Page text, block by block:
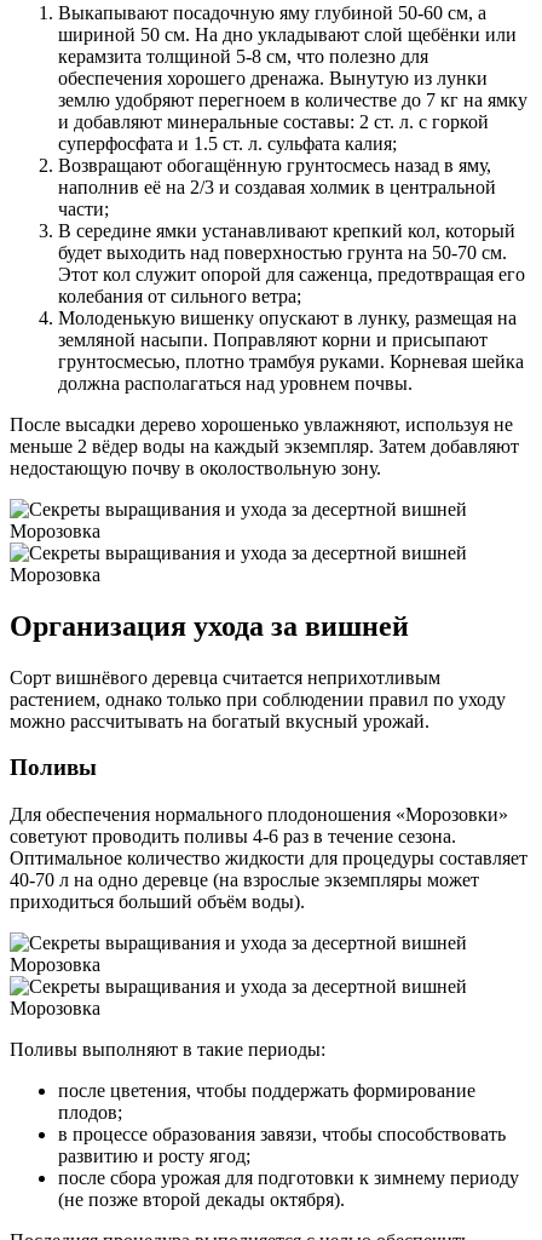
Выкапывают посадочную яму глубиной 50-60 см, а
шириной 50 см. На дно укладывают слой щебёнки или
керамзита толщиной 5-8 см, что полезно для
обеспечения хорошего дренажа. Вынутую из лунки
землю удобряют перегноем в количестве до 7 кг на ямку
и добавляют минеральные составы: 2 ст. л. с горкой
суперфосфата и 1.5 ст. л. сульфата калия;
Возвращают обогащённую грунтосмесь назад в яму,
наполнив её на 2/3 и создавая холмик в центральной
части;
В середине ямки устанавливают крепкий кол, который
будет выходить над поверхностью грунта на 50-70 см.
Этот кол служит опорой для саженца, предотвращая его
колебания от сильного ветра;
Молоденькую вишенку опускают в лунку, размещая на
земляной насыпи. Поправляют корни и присыпают
грунтосмесью, плотно трамбуя руками. Корневая шейка
должна располагаться над уровнем почвы.
После высадки дерево хорошенько увлажняют, используя не
меньше 2 вёдер воды на каждый экземпляр. Затем добавляют
недостающую почву в околоствольную зону.
Организация ухода за вишней
Сорт вишнёвого деревца считается неприхотливым
растением, однако только при соблюдении правил по уходу
можно рассчитывать на богатый вкусный урожай.
Поливы
Для обеспечения нормального плодоношения «Морозовки»
советуют проводить поливы 4-6 раз в течение сезона.
Оптимальное количество жидкости для процедуры составляет
40-70 л на одно деревце (на взрослые экземпляры может
приходиться больший объём воды).
Поливы выполняют в такие периоды:
после цветения, чтобы поддержать формирование
плодов;
в процессе образования завязи, чтобы способствовать
развитию и росту ягод;
после сбора урожая для подготовки к зимнему периоду
(не позже второй декады октября).